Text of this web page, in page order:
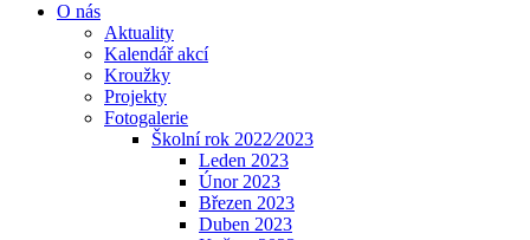
O nás
Aktuality
Kalendář akcí
Kroužky
Projekty
Fotogalerie
Školní rok 2022⁄2023
Leden 2023
Únor 2023
Březen 2023
Duben 2023